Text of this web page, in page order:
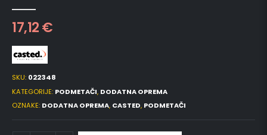
17,12€
SKU: 022348
KATEGORIJE: PODMETAČI, DODATNA OPREMA
OZNAKE: DODATNA OPREMA, CASTED, PODMETAČI